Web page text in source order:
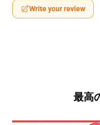
Write your review
最高